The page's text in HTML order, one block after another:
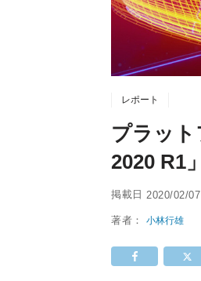
レポート
プラッ
2020 R1
掲載日 2020/02/
著者：小林行雄